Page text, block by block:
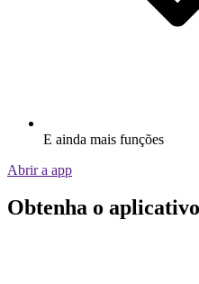
E ainda mais funções
Abrir a app
Obtenha o